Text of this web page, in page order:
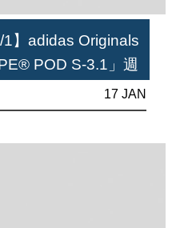
1】adidas Originals
POD S-3.1」週
17 JAN